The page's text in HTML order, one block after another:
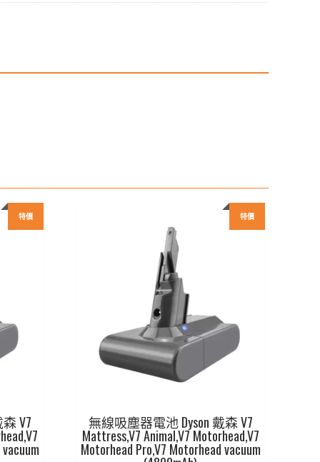
特價
V7
特價
無線吸塵器電池 Dyson 戴森 V7
Mattress,V7 Animal,V7 Motorhead,V7
Motorhead Pro,V7 Motorhead vacuum